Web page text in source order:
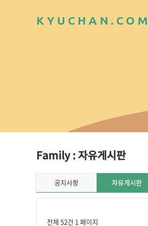
K Y U C H A N . C O M
Family : 자유게시판
공지사항 자유게시판
전체 52건 1 페이지